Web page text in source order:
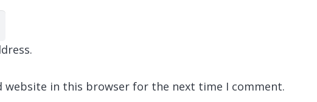
website in this browser for the next time I comment.